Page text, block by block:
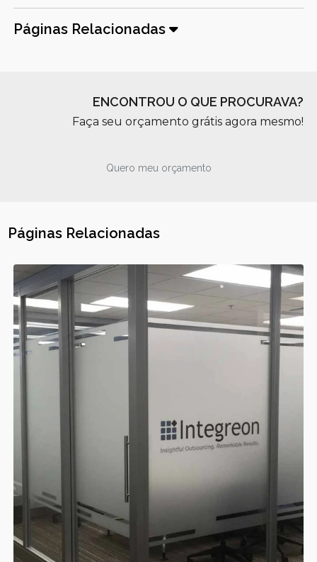
Páginas Relacionadas
ENCONTROU O QUE PROCURAVA?
Faça seu orçamento grátis agora mesmo!
Quero meu orçamento
Páginas Relacionadas